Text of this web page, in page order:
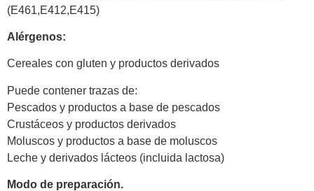
(E461,E412,E415)
Alérgenos:
Cereales con gluten y productos derivados
Puede contener trazas de:
Pescados y productos a base de pescados
Crustáceos y productos derivados
Moluscos y productos a base de moluscos
Leche y derivados lácteos (incluida lactosa)
Modo de preparación.